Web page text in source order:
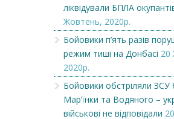
ліквідували БПЛА
Жовтень, 2020р.
Бойовики п’ять разів
режим тиші на Донбасі 20
2020р.
Бойовики обстріляли ЗСУ
Мар’їнки та Водяного –
військові не відповідали